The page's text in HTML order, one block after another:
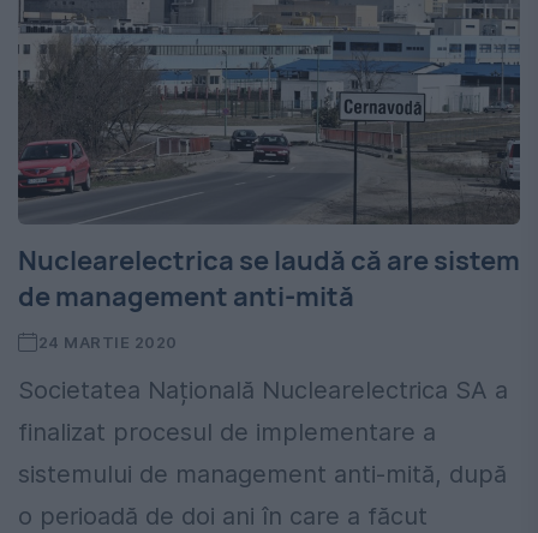
Nuclearelectrica se laudă că are sistem
de management anti-mită
24 MARTIE 2020
Societatea Națională Nuclearelectrica SA a
finalizat procesul de implementare a
sistemului de management anti-mită, după
o perioadă de doi ani în care a făcut